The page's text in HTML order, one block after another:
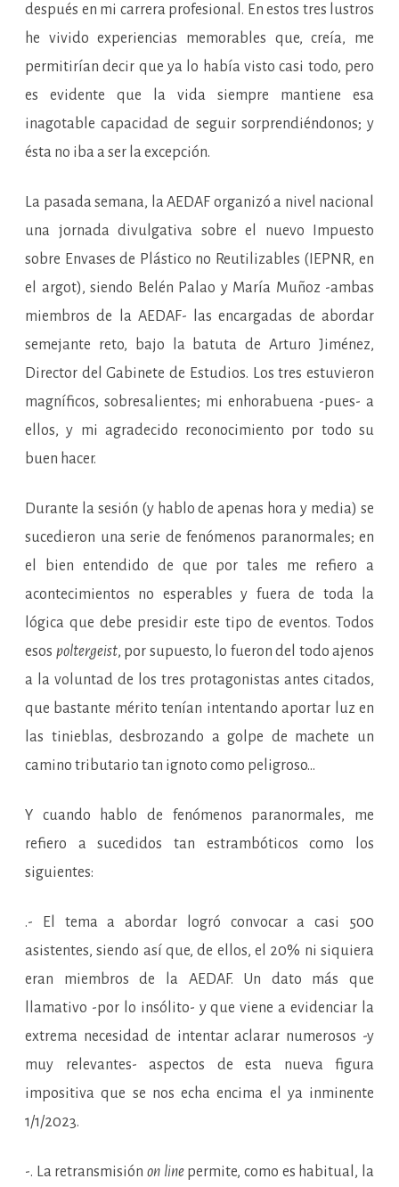
después en mi carrera profesional. En estos tres lustros
he vivido experiencias memorables que, creía, me
permitirían decir que ya lo había visto casi todo, pero
es evidente que la vida siempre mantiene esa
inagotable capacidad de seguir sorprendiéndonos; y
ésta no iba a ser la excepción.
La pasada semana, la AEDAF organizó a nivel nacional
una jornada divulgativa sobre el nuevo Impuesto
sobre Envases de Plástico no Reutilizables (IEPNR, en
el argot), siendo Belén Palao y María Muñoz -ambas
miembros de la AEDAF- las encargadas de abordar
semejante reto, bajo la batuta de Arturo Jiménez,
Director del Gabinete de Estudios. Los tres estuvieron
magníficos, sobresalientes; mi enhorabuena -pues- a
ellos, y mi agradecido reconocimiento por todo su
buen hacer.
Durante la sesión (y hablo de apenas hora y media) se
sucedieron una serie de fenómenos paranormales; en
el bien entendido de que por tales me refiero a
acontecimientos no esperables y fuera de toda la
lógica que debe presidir este tipo de eventos. Todos
esos poltergeist, por supuesto, lo fueron del todo ajenos
a la voluntad de los tres protagonistas antes citados,
que bastante mérito tenían intentando aportar luz en
las tinieblas, desbrozando a golpe de machete un
camino tributario tan ignoto como peligroso…
Y cuando hablo de fenómenos paranormales, me
refiero a sucedidos tan estrambóticos como los
siguientes:
.- El tema a abordar logró convocar a casi 500
asistentes, siendo así que, de ellos, el 20% ni siquiera
eran miembros de la AEDAF. Un dato más que
llamativo -por lo insólito- y que viene a evidenciar la
extrema necesidad de intentar aclarar numerosos -y
muy relevantes- aspectos de esta nueva figura
impositiva que se nos echa encima el ya inminente
1/1/2023.
-. La retransmisión on linepermite, como es habitual, la